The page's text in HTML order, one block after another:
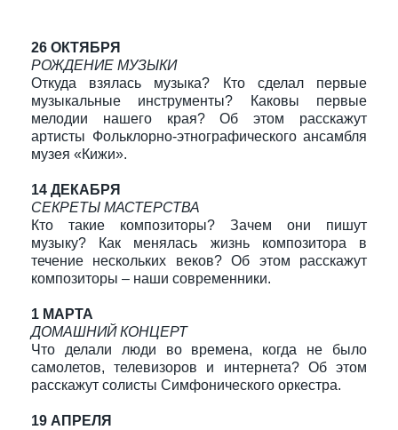
26 ОКТЯБРЯ
РОЖДЕНИЕ МУЗЫКИ
Откуда взялась музыка? Кто сделал первые
музыкальные инструменты? Каковы первые
мелодии нашего края? Об этом расскажут
артисты Фольклорно-этнографического ансамбля
музея «Кижи».
14 ДЕКАБРЯ
СЕКРЕТЫ МАСТЕРСТВА
Кто такие композиторы? Зачем они пишут
музыку? Как менялась жизнь композитора в
течение нескольких веков? Об этом расскажут
композиторы – наши современники.
1 МАРТА
ДОМАШНИЙ КОНЦЕРТ
Что делали люди во времена, когда не было
самолетов, телевизоров и интернета? Об этом
расскажут солисты Симфонического оркестра.
19 АПРЕЛЯ